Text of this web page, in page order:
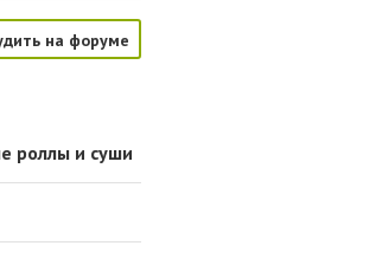
на форуме
роллы и суши